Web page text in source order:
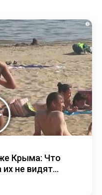
i
Крыма: Что
не видят...